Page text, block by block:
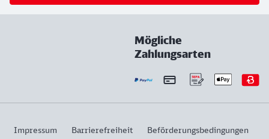
Mögliche
Zahlungsarten
Impressum Barrierefreiheit
Beförderungsbedingungen